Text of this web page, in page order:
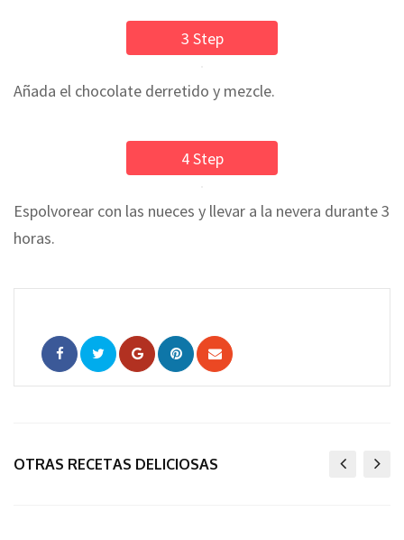
3 Step
Añada el chocolate derretido y mezcle.
4 Step
Espolvorear con las nueces y llevar a la nevera durante 3
horas.
Google+PinterestShare
OTRAS RECETAS DELICIOSAS